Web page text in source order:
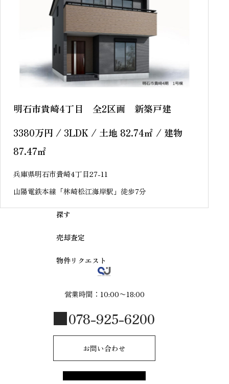
明石市貴崎4丁目 全2区画 新築戸建
3380万円 / 3LDK / 土地 82.74㎡ / 建物
87.47㎡
兵庫県明石市貴崎4丁目27-11
山陽電鉄本線「林崎松江海岸駅」徒歩7分
探す
売却査定
物件リクエスト
営業時間：10:00〜18:00
078-925-6200
お問い合わせ